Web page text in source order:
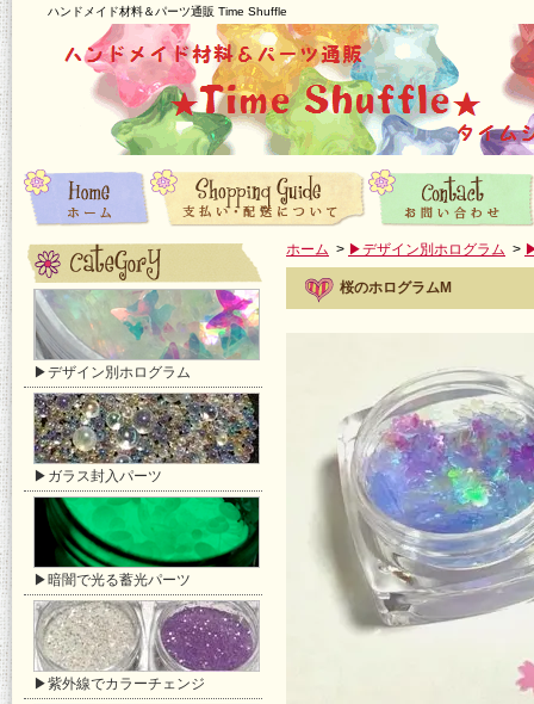
ハンドメイド材料＆パーツ通販 Time Shuffle
▶デザイン別ホログラム
▶ガラス封入パーツ
▶暗闇で光る蓄光パーツ
▶紫外線でカラーチェンジ
ホーム > ▶デザイン別ホログラム >
桜のホログラムM